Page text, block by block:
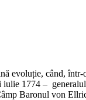
evoluție, când,
1774 –
Baronul von